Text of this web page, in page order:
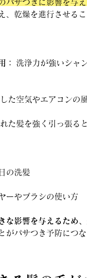
パサつきに影響を与
、乾燥を進行させるこ
：
洗浄力が強いシャ
た空気やエアコンの
た髪を強く引っ張る
の洗髪
ーやブラシの使い方
な影響を与えるため
がパサつき予防につな